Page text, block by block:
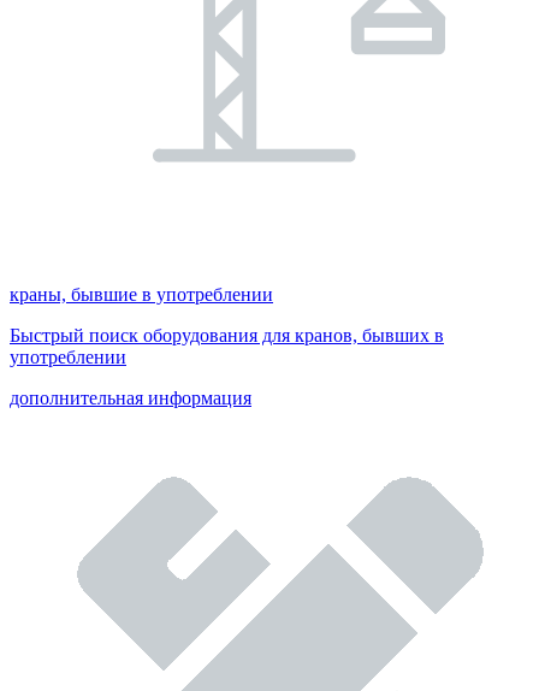
краны, бывшие в употреблении
Быстрый поиск оборудования для кранов, бывших в
употреблении
дополнительная информация